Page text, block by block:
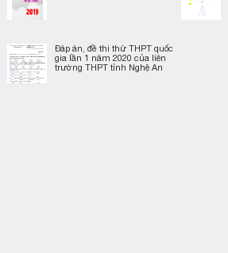
Đáp án, đề thi thử THPT quốc
gia lần 1 năm 2020 của liên
trường THPT tỉnh Nghệ An